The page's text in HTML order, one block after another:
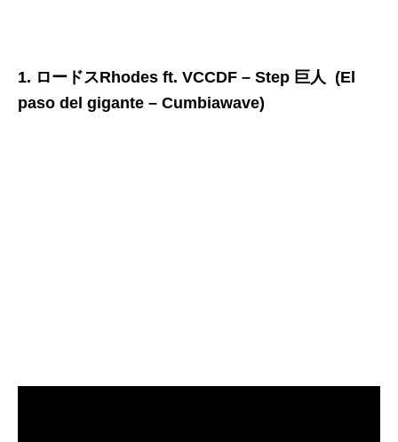
1. ロードスRhodes ft. VCCDF – Step 巨人 (El
paso del gigante – Cumbiawave)